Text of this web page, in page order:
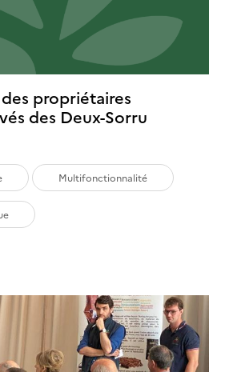
propriétaires
des Deux-Sorru
Multifonctionnalité